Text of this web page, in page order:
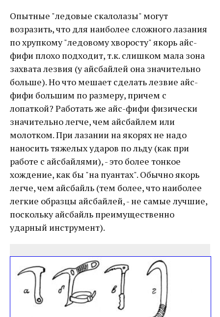
Опытные "ледовые скалолазы" могут
возразить, что для наиболее сложного лазания
по хрупкому "ледовому хворосту" якорь айс-
фифи плохо подходит, т.к. слишком мала зона
захвата лезвия (у айсбайлей она значительно
больше). Но что мешает сделать лезвие айс-
фифи большим по размеру, причем с
лопаткой? Работать же айс-фифи физически
значительно легче, чем айсбайлем или
молотком. При лазании на якорях не надо
наносить тяжелых ударов по льду (как при
работе с айсбайлями), - это более тонкое
хождение, как бы "на пуантах". Обычно якорь
легче, чем айсбайль (тем более, что наиболее
легкие образцы айсбайлей, - не самые лучшие,
поскольку айсбайль преимущественно
ударный инструмент).